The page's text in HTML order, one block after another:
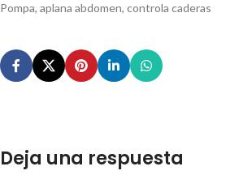
Pompa, aplana abdomen, controla caderas
Deja una respuesta